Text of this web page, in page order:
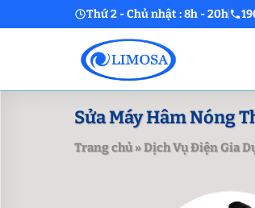
to
Thứ 2 - Chủ nhật : 8h - 20h
Sửa Máy Hâm Nóng
Trang chủ»Dịch Vụ Điện Gia